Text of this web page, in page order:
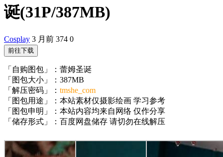
诞(31P/387MB)
Cosplay 3 月前 374 0
前往下载
「自购图包」：蕾姆圣诞
「图包大小」：387MB
「解压密码」： tmshe_com
「图包用途」：本站素材仅摄影绘画 学习参考
「图包申明」：本站内容均来自网络 仅作分享
「储存形式」：百度网盘储存 请切勿在线解压